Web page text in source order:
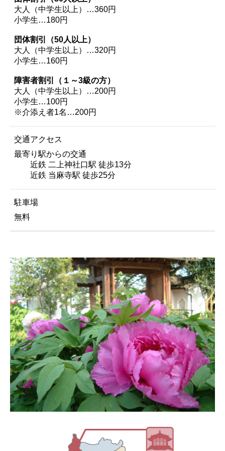
大人（中学生以上）…360円
小学生…180円
団体割引（50人以上）
大人（中学生以上）…320円
小学生…160円
障害者割引（１～3級の方）
大人（中学生以上）…200円
小学生…100円
※介添え者1名…200円
交通アクセス
最寄り駅からの交通
近鉄 二上神社口駅 徒歩13分
近鉄 当麻寺駅 徒歩25分
駐車場
無料